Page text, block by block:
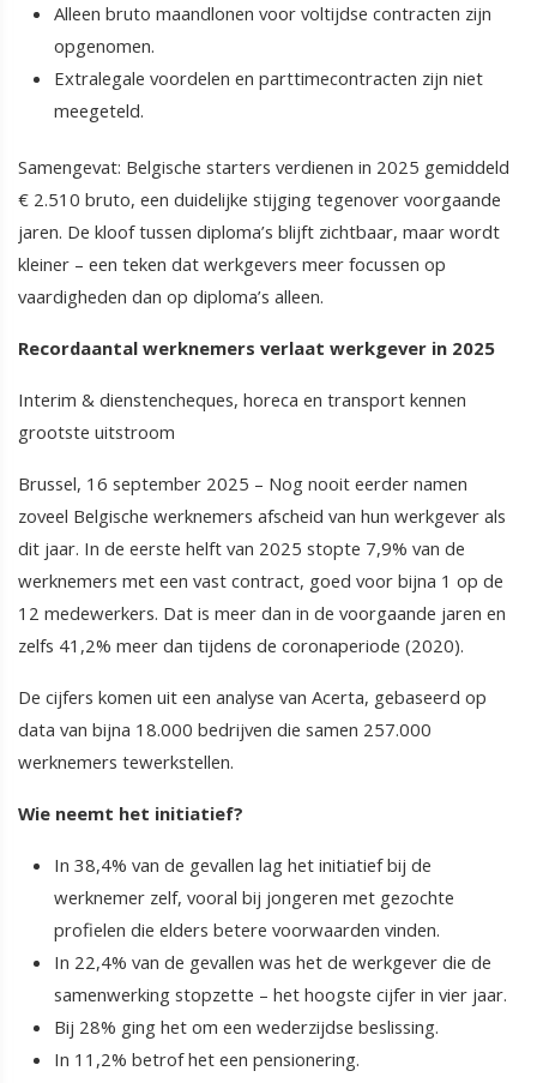
Alleen bruto maandlonen voor voltijdse contracten zijn
opgenomen.
Extralegale voordelen en parttimecontracten zijn niet
meegeteld.
Samengevat: Belgische starters verdienen in 2025 gemiddeld
€ 2.510 bruto, een duidelijke stijging tegenover voorgaande
jaren. De kloof tussen diploma’s blijft zichtbaar, maar wordt
kleiner – een teken dat werkgevers meer focussen op
vaardigheden dan op diploma’s alleen.
Recordaantal werknemers verlaat werkgever in 2025
Interim & dienstencheques, horeca en transport kennen
grootste uitstroom
Brussel, 16 september 2025 – Nog nooit eerder namen
zoveel Belgische werknemers afscheid van hun werkgever als
dit jaar. In de eerste helft van 2025 stopte 7,9% van de
werknemers met een vast contract, goed voor bijna 1 op de
12 medewerkers. Dat is meer dan in de voorgaande jaren en
zelfs 41,2% meer dan tijdens de coronaperiode (2020).
De cijfers komen uit een analyse van Acerta, gebaseerd op
data van bijna 18.000 bedrijven die samen 257.000
werknemers tewerkstellen.
Wie neemt het initiatief?
In 38,4% van de gevallen lag het initiatief bij de
werknemer zelf, vooral bij jongeren met gezochte
profielen die elders betere voorwaarden vinden.
In 22,4% van de gevallen was het de werkgever die de
samenwerking stopzette – het hoogste cijfer in vier jaar.
Bij 28% ging het om een wederzijdse beslissing.
In 11,2% betrof het een pensionering.